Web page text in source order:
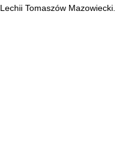
Tomaszów Mazowiecki.